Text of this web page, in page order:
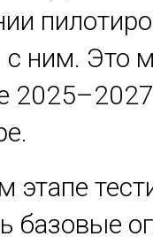
с ним. Это
этапе
базовые